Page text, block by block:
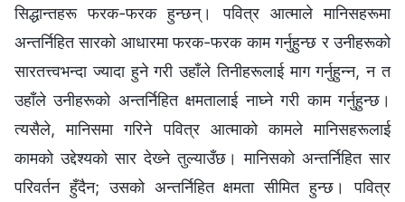
सिद्धान्तहरू फरक-फरक हुन्छन्। पवित्र आत्माले मानिसहरूमा
अन्तर्निहित सारको आधारमा फरक-फरक काम गर्नुहुन्छ र उनीहरूको
सारतत्त्वभन्दा ज्यादा हुने गरी उहाँले तिनीहरूलाई माग गर्नुहुन्‍न, न त
उहाँले उनीहरूको अन्तर्निहित क्षमतालाई नाघ्‍ने गरी काम गर्नुहुन्छ।
त्यसैले, मानिसमा गरिने पवित्र आत्माको कामले मानिसहरूलाई
कामको उद्देश्यको सार देख्‍ने तुल्याउँछ। मानिसको अन्तर्निहित सार
परिवर्तन हुँदैन; उसको अन्तर्निहित क्षमता सीमित हुन्छ। पवित्र